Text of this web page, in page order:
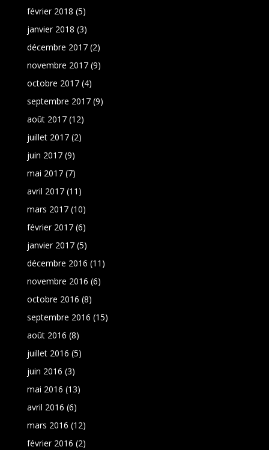
février 2018 (5)
janvier 2018 (3)
décembre 2017(2)
novembre 2017(9)
octobre 2017(4)
septembre 2017(9)
août 2017(12)
juillet 2017(2)
juin 2017(9)
mai 2017(7)
avril 2017(11)
mars 2017(10)
février 2017(6)
janvier 2017(5)
décembre 2016 (11)
novembre 2016 (6)
octobre 2016 (8)
septembre 2016 (15)
août 2016 (8)
juillet 2016 (5)
juin 2016 (3)
mai 2016 (13)
avril 2016 (6)
mars 2016 (12)
février 2016 (2)